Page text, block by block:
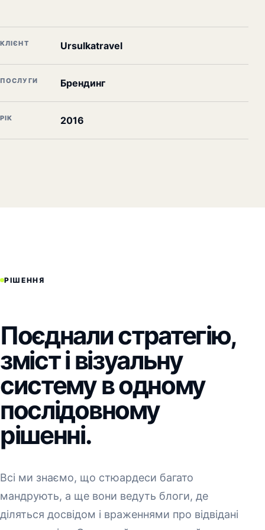
КЛІЄНТ Ursulkatravel
ПОСЛУГИ Брендинг
РІК 2016
РІШЕННЯ
Поєднали стратегію,
зміст і візуальну
систему в одному
послідовному
рішенні.
Всі ми знаємо, що стюардеси багато
мандрують, а ще вони ведуть блоги, де
діляться досвідом і враженнями про відвідані